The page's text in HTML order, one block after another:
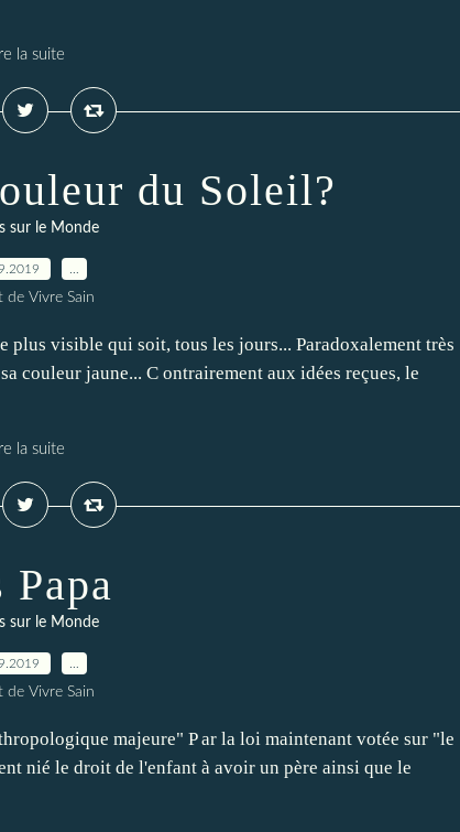
la suite
du Soleil?
sur le Monde
de Vivre Sain
visible qui soit, tous les jours... Paradoxalement très
couleur jaune... C ontrairement aux idées reçues, le
la suite
Papa
sur le Monde
de Vivre Sain
majeure" P ar la loi maintenant votée sur "le
nié le droit de l'enfant à avoir un père ainsi que le